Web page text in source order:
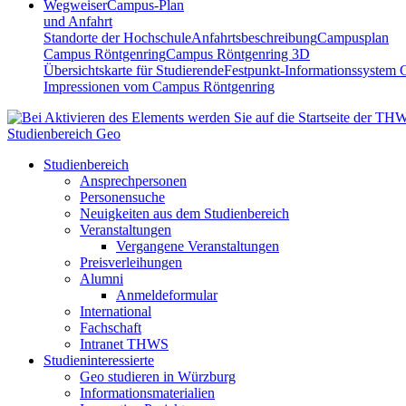
WegweiserCampus-Plan
und Anfahrt
Standorte der HochschuleAnfahrtsbeschreibungCampusplan
Campus RöntgenringCampus Röntgenring 3D
Übersichtskarte für StudierendeFestpunkt-Informationssystem
Impressionen vom Campus Röntgenring
Studienbereich Geo
Studienbereich
Ansprechpersonen
Personensuche
Neuigkeiten aus dem Studienbereich
Veranstaltungen
Vergangene Veranstaltungen
Preisverleihungen
Alumni
Anmeldeformular
International
Fachschaft
Intranet THWS
Studieninteressierte
Geo studieren in Würzburg
Informationsmaterialien